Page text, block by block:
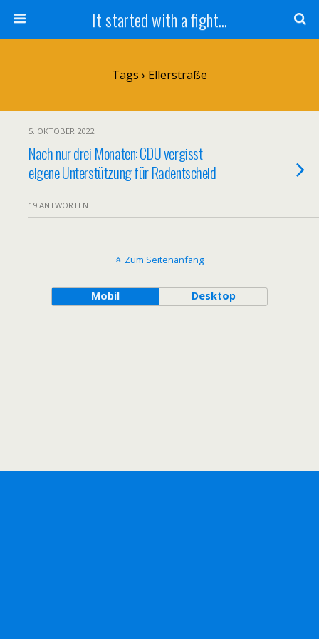
It started with a fight...
Tags › Ellerstraße
5. OKTOBER 2022
Nach nur drei Monaten: CDU vergisst
eigene Unterstützung für Radentscheid
19 ANTWORTEN
Zum Seitenanfang
Mobil Desktop